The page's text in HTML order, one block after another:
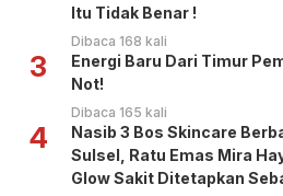
Itu Tidak Benar !
Dibaca 168 kali
3
Energi Baru Dari Timur
Not!
Dibaca 165 kali
4
Nasib 3 Bos Skincare
Sulsel, Ratu Emas Mira
Glow Sakit Ditetapkan